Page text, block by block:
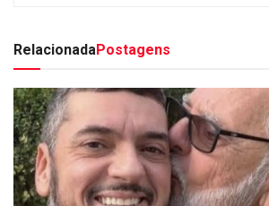
RelacionadaPostagens